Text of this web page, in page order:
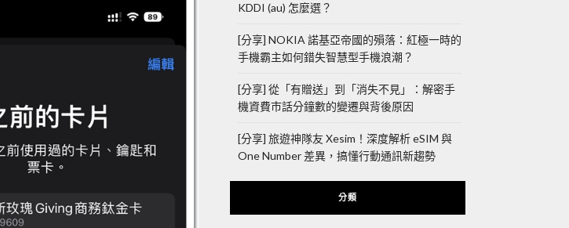
KDDI (au) 怎麼選？
[分享] NOKIA 諾基亞帝國的殞落：紅極一時的
手機霸主如何錯失智慧型手機浪潮？
[分享] 從「有贈送」到「消失不見」：解密手
機資費市話分鐘數的變遷與背後原因
[分享] 旅遊神隊友 Xesim！深度解析 eSIM 與
One Number 差異，搞懂行動通訊新趨勢
分類